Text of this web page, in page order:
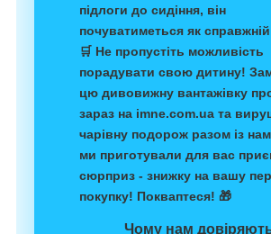
підлоги до сидіння, він
почуватиметься як
🛒 Не пропустіть можливість
порадувати свою дитину!
цю дивовижну вантажівку
зараз на imne.com.ua та
чарівну подорож разом із
ми приготували для вас
сюрприз - знижку на вашу
покупку! Покваптеся! 🎁
Чому нам